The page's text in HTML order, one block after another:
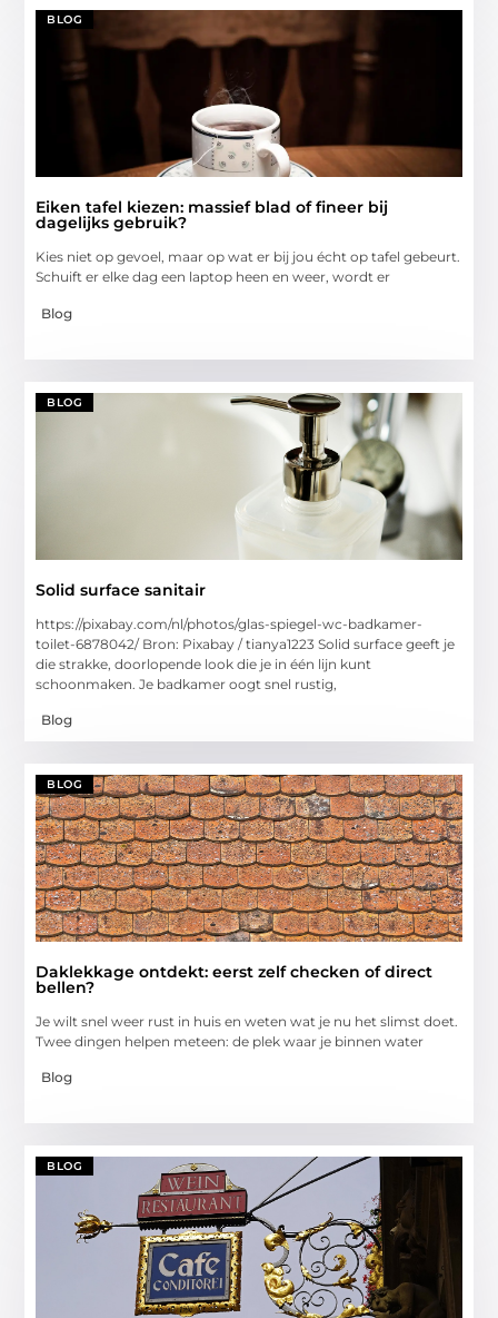
BLOG
Eiken tafel kiezen: massief blad of fineer bij
dagelijks gebruik?
Kies niet op gevoel, maar op wat er bij jou écht op tafel gebeurt.
Schuift er elke dag een laptop heen en weer, wordt er
Blog
BLOG
Solid surface sanitair
https://pixabay.com/nl/photos/glas-spiegel-wc-badkamer-
toilet-6878042/ Bron: Pixabay / tianya1223 Solid surface geeft je
die strakke, doorlopende look die je in één lijn kunt
schoonmaken. Je badkamer oogt snel rustig,
Blog
BLOG
Daklekkage ontdekt: eerst zelf checken of direct
bellen?
Je wilt snel weer rust in huis en weten wat je nu het slimst doet.
Twee dingen helpen meteen: de plek waar je binnen water
Blog
BLOG